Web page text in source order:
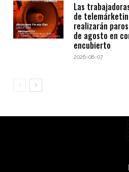
Las
de
realizarán
de agosto en
encubierto
2026-08-07